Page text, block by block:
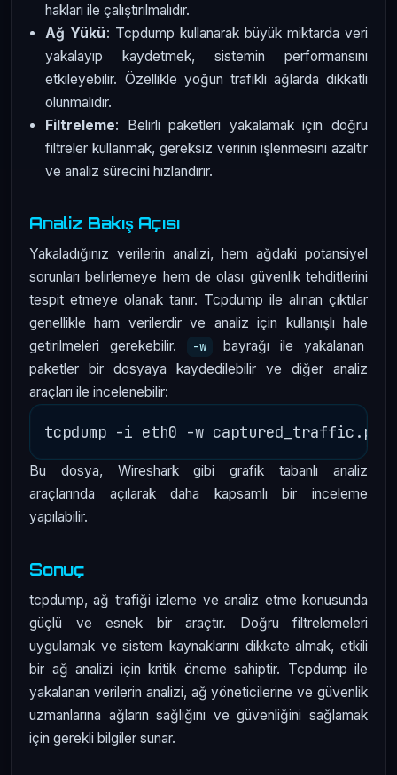
hakları ile çalıştırılmalıdır.
Ağ Yükü: Tcpdump kullanarak büyük miktarda veri
yakalayıp kaydetmek, sistemin performansını
etkileyebilir. Özellikle yoğun trafikli ağlarda dikkatli
olunmalıdır.
Filtreleme: Belirli paketleri yakalamak için doğru
filtreler kullanmak, gereksiz verinin işlenmesini azaltır
ve analiz sürecini hızlandırır.
Analiz Bakış Açısı
Yakaladığınız verilerin analizi, hem ağdaki potansiyel
sorunları belirlemeye hem de olası güvenlik tehditlerini
tespit etmeye olanak tanır. Tcpdump ile alınan çıktılar
genellikle ham verilerdir ve analiz için kullanışlı hale
getirilmeleri gerekebilir.
-w
bayrağı ile yakalanan
paketler bir dosyaya kaydedilebilir ve diğer analiz
araçları ile incelenebilir:
Bu dosya, Wireshark gibi grafik tabanlı analiz
araçlarında açılarak daha kapsamlı bir inceleme
yapılabilir.
Sonuç
tcpdump, ağ trafiği izleme ve analiz etme konusunda
güçlü ve esnek bir araçtır. Doğru filtrelemeleri
uygulamak ve sistem kaynaklarını dikkate almak, etkili
bir ağ analizi için kritik öneme sahiptir. Tcpdump ile
yakalanan verilerin analizi, ağ yöneticilerine ve güvenlik
uzmanlarına ağların sağlığını ve güvenliğini sağlamak
için gerekli bilgiler sunar.